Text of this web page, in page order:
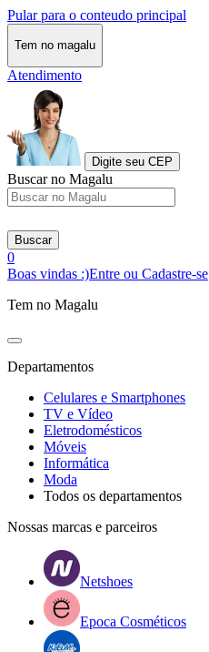
Pular para o conteudo principal
Tem no magalu
Atendimento
Digite seu CEP
Buscar no Magalu
Buscar
0
Boas vindas :)Entre ou Cadastre-se
Tem no Magalu
Departamentos
Celulares e Smartphones
TV e Vídeo
Eletrodomésticos
Móveis
Informática
Moda
Todos os departamentos
Nossas marcas e parceiros
Netshoes
Epoca Cosméticos